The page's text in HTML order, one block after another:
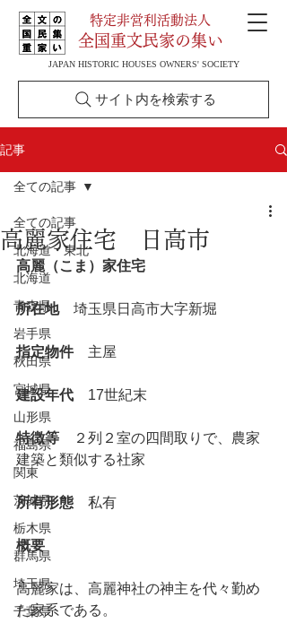
特定非営利活動法人
全国重文民家の集い
JAPAN HISTORIC HOUSES OWNERS' SOCIETY
サイト内を検索する
記事
全ての記事
北海道・東北
北海道
青森県
岩手県
秋田県
宮城県
山形県
福島県
関東
茨城県
栃木県
群馬県
埼玉県
千葉県
全ての記事
高麗家住宅 日高市
高麗（こま）家住宅
所在地 埼玉県日高市大字新堀
指定物件 主屋
建設年代 17世紀末
特徴等 ２列２室の四間取りで、農家
建築と類似する社家
所有形態 私有
概要
高麗家は、高麗神社の神主を代々勤め
た家系である。